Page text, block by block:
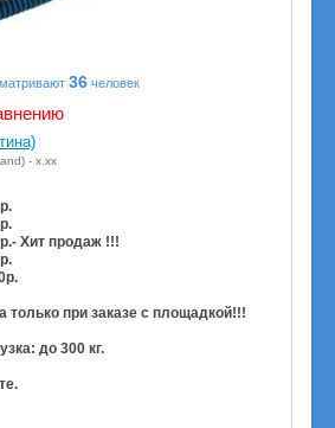
36 человек
- х.хх
Хит продаж !!!
только при заказе с площадкой!!!
до 300 кг.